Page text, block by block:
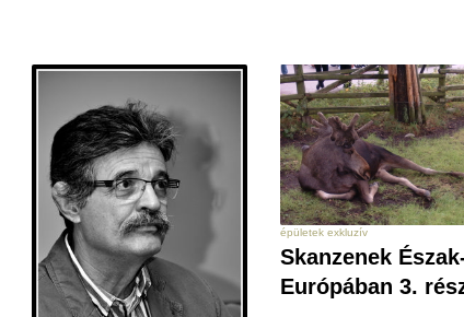
épületek exkluzív
Skanzenek
Európában 3.